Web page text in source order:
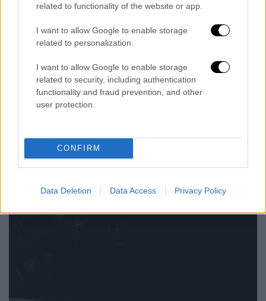
related to functionality of the website or app.
I want to allow Google to enable storage
related to personalization.
I want to allow Google to enable storage
related to security, including authentication
functionality and fraud prevention, and other
user protection.
CONFIRM
Data Deletion Data Access Privacy Policy
Υπενθυμίζεται ότι συναγερμός για τον
εγκλωβισμό οκτώ ορειβατών σε δύσβατη
περιοχή σήμανε λίγο μετά τη
όταν η Πυροσβεστική ειδοποιήθηκε και στη
συνέχεια κινητοποιήθηκαν ισχυρές δυνάμεις,
οι οποίες κατάφεραν να εντοπίσουν και να
προσεγγίσουν την ομάδα.
τραυματίστηκαν και τοποθετήθηκαν σε
φορεία, ενώ συνοδεία των πυροσβεστών
καταφύγιο ΕΟΣ Σπάρτης.